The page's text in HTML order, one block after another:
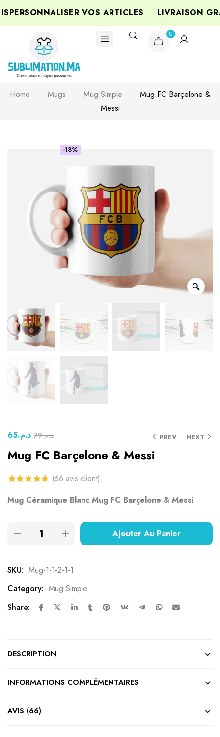
VOS ARTICLES LIVRAISON
0
Home Mugs Mug Simple
Mug FC Barçelone &
Messi
-18%
PREV NEXT د.م.65 د.م.79
Mug FC Barçelone & Messi
4.77
sur 5
(66 avis client)
Mug Céramique Blanc Mug FC Barçelone & Messi
Ajouter Au Panier
SKU: Mug-1-1-2-1-1
Category: Mug Simple
Share:
DESCRIPTION
INFORMATIONS COMPLÉMENTAIRES
AVIS (66)